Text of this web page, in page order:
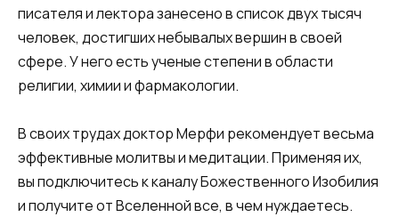
писателя и лектора занесено в список двух тысяч
человек, достигших небывалых вершин в своей
сфере. У него есть ученые степени в области
религии, химии и фармакологии.
В своих трудах доктор Мерфи рекомендует весьма
эффективные молитвы и медитации. Применяя их,
вы подключитесь к каналу Божественного Изобилия
и получите от Вселенной все, в чем нуждаетесь.